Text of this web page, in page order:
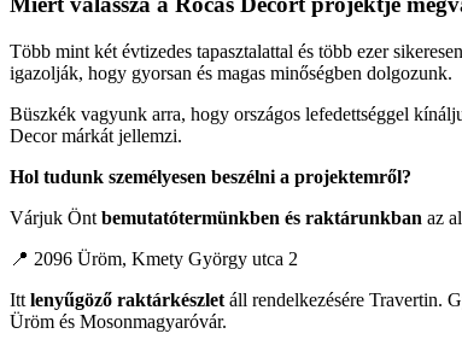
Több mint két évtizedes tapasztalattal és több ezer
igazolják, hogy gyorsan és magas minőségben dolgozunk.
Büszkék vagyunk arra, hogy országos lefedettséggel
Decor márkát jellemzi.
Hol tudunk személyesen beszélni a projektemről?
Várjuk Önt bemutatótermünkben és raktárunkban az
📍 2096 Üröm, Kmety György utca 2
Itt lenyűgöző raktárkészlet áll rendelkezésére Travertin.
Üröm és Mosonmagyaróvár.